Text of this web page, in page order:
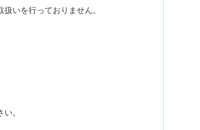
いを行っておりません。
。